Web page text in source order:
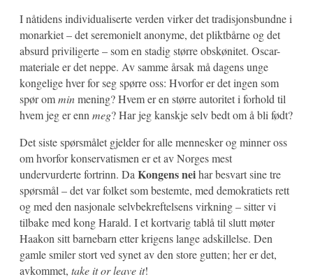
I nåtidens individualiserte verden virker det tradisjonsbundne i
monarkiet – det seremonielt anonyme, det pliktbårne og det
absurd priviligerte – som en stadig større obskønitet. Oscar-
materiale er det neppe. Av samme årsak må dagens unge
kongelige hver for seg spørre oss: Hvorfor er det ingen som
spør omminmening? Hvem er en større autoritet i forhold til
hvem jeg er ennmeg? Har jeg kanskje selv bedt om å bli født?
Det siste spørsmålet gjelder for alle mennesker og minner oss
om hvorfor konservatismen er et av Norges mest
undervurderte fortrinn. DaKongens neihar besvart sine tre
spørsmål – det var folket som bestemte, med demokratiets rett
og med den nasjonale selvbekreftelsens virkning – sitter vi
tilbake med kong Harald. I et kortvarig tablå til slutt møter
Haakon sitt barnebarn etter krigens lange adskillelse. Den
gamle smiler stort ved synet av den store gutten; her er det,
avkommet, take it or leave it!